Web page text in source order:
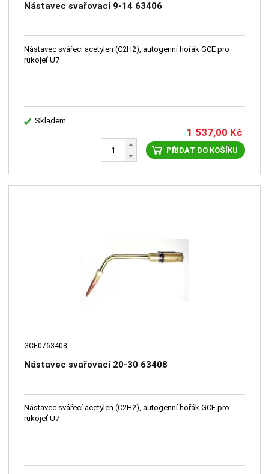
Nástavec svařovací 9-14 63406
Nástavec svářecí acetylen (C2H2), autogenní hořák GCE pro
rukojeť U7
Skladem
1 537,00 Kč
PŘIDAT DO KOŠÍKU
GCE0763408
Nástavec svařovací 20-30 63408
Nástavec svářecí acetylen (C2H2), autogenní hořák GCE pro
rukojeť U7